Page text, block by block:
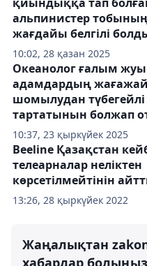
10:02, 28 қазан 2025
альпинистер тобының
жағдайы белгілі
10:37, 23 қыркүйек 2025
Океанолог ғалым
адамдардың
шомылудан түбегейлі
тартатынын болжап
13:26, 28 қыркүйек 2022
Beeline Қазақстан
телеарналар неліктен
көрсетілмейтінін
Жаңалықтан
хабардар